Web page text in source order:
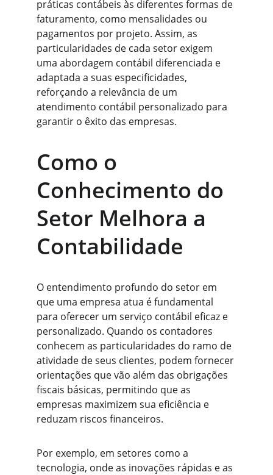
práticas contábeis às diferentes formas de
faturamento, como mensalidades ou
pagamentos por projeto. Assim, as
particularidades de cada setor exigem
uma abordagem contábil diferenciada e
adaptada a suas especificidades,
reforçando a relevância de um
atendimento contábil personalizado para
garantir o êxito das empresas.
Como o
Conhecimento do
Setor Melhora a
Contabilidade
O entendimento profundo do setor em
que uma empresa atua é fundamental
para oferecer um serviço contábil eficaz e
personalizado. Quando os contadores
conhecem as particularidades do ramo de
atividade de seus clientes, podem fornecer
orientações que vão além das obrigações
fiscais básicas, permitindo que as
empresas maximizem sua eficiência e
reduzam riscos financeiros.
Por exemplo, em setores como a
tecnologia, onde as inovações rápidas e as